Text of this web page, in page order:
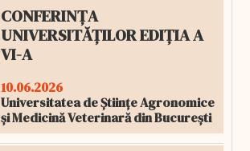
CONFERINȚA
UNIVERSITĂȚILOR EDIȚIA A
VI-A
10.06.2026
Universitatea de Științe Agronomice
și Medicină Veterinară din București